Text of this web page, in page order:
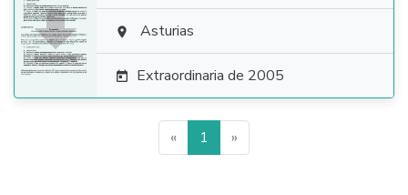
  Asturias
 Extraordinaria de 2005
« 1 »